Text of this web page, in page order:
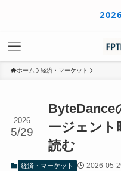
2026年8月
ホーム 経済・マーケット
ByteDance
ージェント
読む
2026
5/29
経済・マーケット 2026-05-